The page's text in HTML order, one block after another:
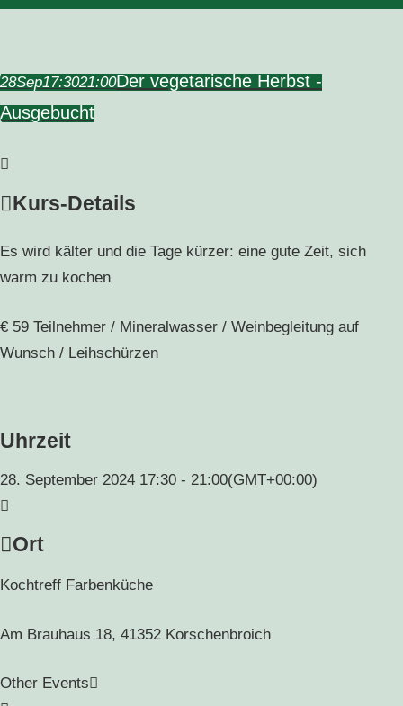
28Sep17:3021:00Der vegetarische Herbst -
Ausgebucht
Kurs-Details
Es wird kälter und die Tage kürzer: eine gute Zeit, sich
warm zu kochen
€ 59 Teilnehmer / Mineralwasser / Weinbegleitung auf
Wunsch / Leihschürzen
Uhrzeit
28. September 2024 17:30 - 21:00(GMT+00:00)
Ort
Kochtreff Farbenküche
Am Brauhaus 18, 41352 Korschenbroich
Other Events